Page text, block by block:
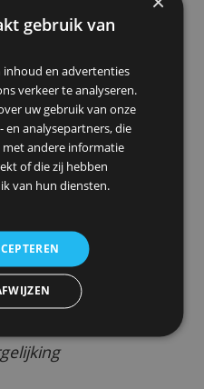
en ETF’s worden
het
beheerd door
van aandelen vanaf
niet belegt
gebruik van
om inhoud en advertenties
ons verkeer te analyseren.
over uw gebruik van onze